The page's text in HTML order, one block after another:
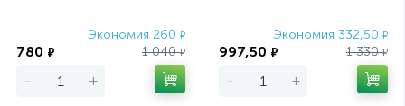
Экономия 260 ₽
780 ₽ 1 040₽
- +
Экономия 332,50 ₽
997,50 ₽ 1 330₽
- +